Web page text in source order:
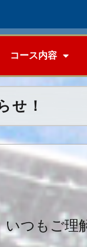
コース内容
せ！
つもご